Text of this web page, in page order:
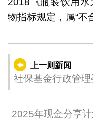
物指标规定，属“不
上一则新闻
社保基金行政管
2025年现金分享